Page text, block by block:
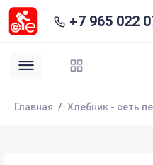
+7 965 022
Главная Хлебник - сеть